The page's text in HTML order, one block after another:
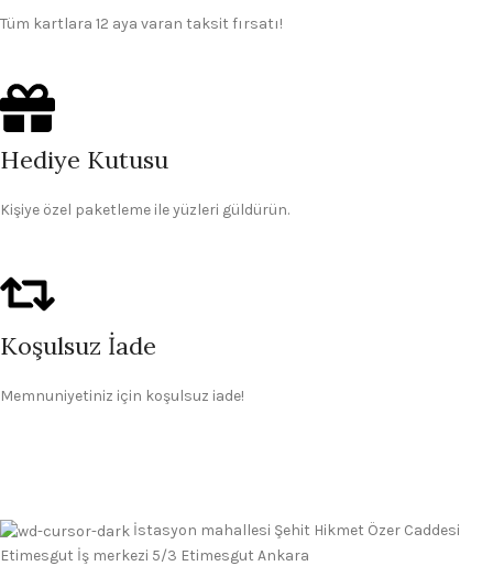
Tüm kartlara 12 aya varan taksit fırsatı!
Hediye Kutusu
Kişiye özel paketleme ile yüzleri güldürün.
Koşulsuz İade
Memnuniyetiniz için koşulsuz iade!
İstasyon mahallesi Şehit Hikmet Özer Caddesi
Etimesgut İş merkezi 5/3 Etimesgut Ankara